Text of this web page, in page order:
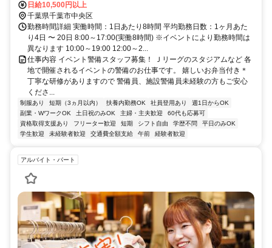
日給10,500円以上
千葉県千葉市中央区
勤務時間詳細 実働時間：1日あたり8時間 平均勤務日数：1ヶ月あた
り4日 〜 20日 8:00～17:00(実働8時間) ※イベントにより勤務時間は
異なります 10:00～19:00 12:00～2...
仕事内容 イベント警備スタッフ募集！ Ｊリーグのスタジアムなど 各
地で開催されるイベントの警備のお仕事です。 嬉しいお弁当付き＊
丁寧な研修がありますので 警備員、施設警備員未経験の方もご安心
くださ...
制服あり 短期（3ヵ月以内） 扶養内勤務OK 社員登用あり
週1日からOK
副業・WワークOK
土日祝のみOK 主婦・主夫歓迎
60代も応募可
資格取得支援あり
フリーター歓迎 短期 シフト自由 学歴不問
平日のみOK
学生歓迎
未経験者歓迎 交通費全額支給 午前 経験者歓迎
アルバイト・パート